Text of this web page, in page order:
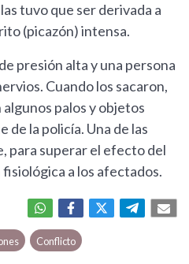
tuvo que ser derivada a
(picazón) intensa.
presión alta y una persona
Cuando los sacaron,
palos y objetos
de la policía. Una de las
para superar el efecto del
fisiológica a los afectados.
Conflicto